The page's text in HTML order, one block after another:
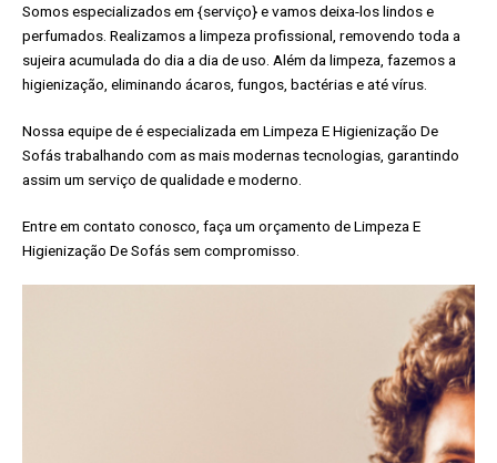
Somos especializados em {serviço} e vamos deixa-los lindos e
perfumados. Realizamos a limpeza profissional, removendo toda a
sujeira acumulada do dia a dia de uso. Além da limpeza, fazemos a
higienização, eliminando ácaros, fungos, bactérias e até vírus.
Nossa equipe de é especializada em Limpeza E Higienização De
Sofás trabalhando com as mais modernas tecnologias, garantindo
assim um serviço de qualidade e moderno.
Entre em contato conosco, faça um orçamento de Limpeza E
Higienização De Sofás sem compromisso.